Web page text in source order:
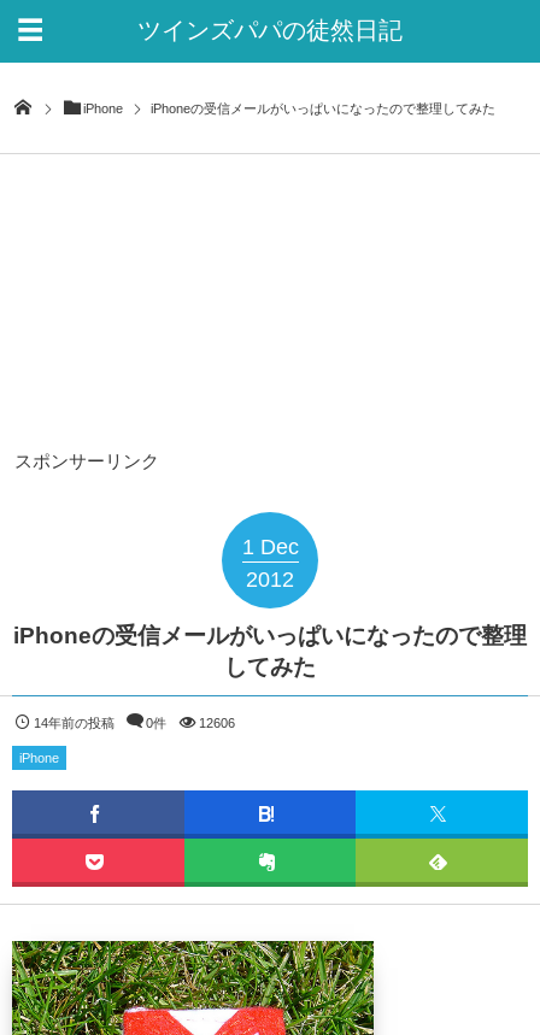
ツインズパパの徒然日記
iPhone iPhoneの受信メールがいっぱいになったので整理してみた
スポンサーリンク
1 Dec
2012
iPhoneの受信メールがいっぱいになったので整理
してみた
14年前の投稿 0件 12606
iPhone